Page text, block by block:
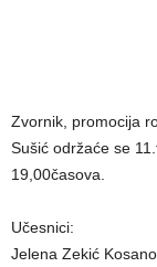
Zvornik, promocija
Sušić održaće se
19,00časova.
Učesnici:
Jelena Zekić